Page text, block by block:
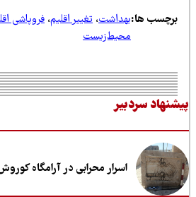
ها:بهداشت،تغییر اقلیم،فروپاشی اقلیمی،
محیط‌زیست
سردبیر
اسرار محرابی در آرامگاه کوروش